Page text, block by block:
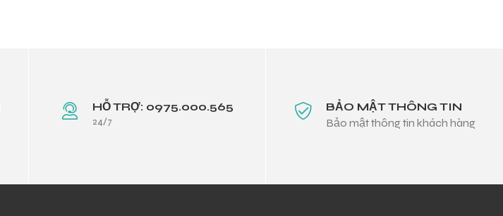
HỖ TRỢ: 0975.000.565
24/7
BẢO MẬT THÔNG TIN
Bảo mật thông tin khách hàng